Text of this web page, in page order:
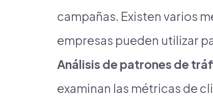
campañas. Existen varios
empresas pueden utilizar
Análisis de patrones de
examinan las métricas de